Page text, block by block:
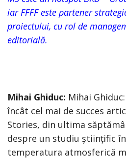
iar FFFF este partener
proiectului, cu rol de
editorială.
Mihai Ghiduc: Mihai
încât cel mai de succes
Stories, din ultima
despre un studiu științific
temperatura atmosferică